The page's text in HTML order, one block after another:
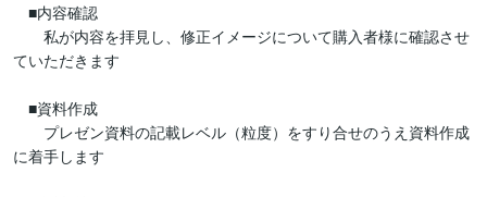
■内容確認
私が内容を拝見し、修正イメージについて購入者様に確認させ
ていただきます
■資料作成
プレゼン資料の記載レベル（粒度）をすり合せのうえ資料作成
に着手します